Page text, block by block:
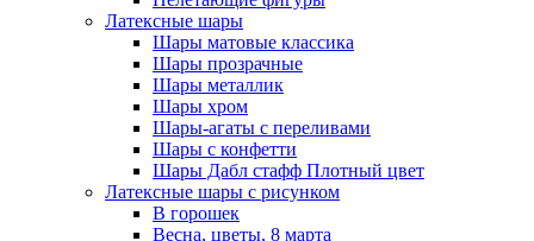
Латексные шары
Шары матовые классика
Шары прозрачные
Шары металлик
Шары хром
Шары-агаты с переливами
Шары с конфетти
Шары Дабл стафф Плотный цвет
Латексные шары с рисунком
В горошек
Весна, цветы, 8 марта